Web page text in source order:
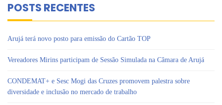
POSTS RECENTES
Arujá terá novo posto para emissão do Cartão TOP
Vereadores Mirins participam de Sessão Simulada na Câmara de Arujá
CONDEMAT+ e Sesc Mogi das Cruzes promovem palestra sobre
diversidade e inclusão no mercado de trabalho